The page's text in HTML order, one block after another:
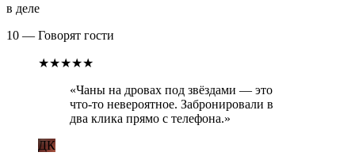
в деле
10 — Говорят гости
★★★★★
«Чаны на дровах под звёздами — это
что-то невероятное. Забронировали в
два клика прямо с телефона.»
ДК